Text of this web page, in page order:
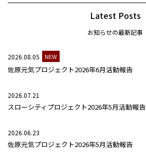
Latest Posts
お知らせの最新記事
2026.08.05 NEW
佐原元気プロジェクト2026年6月活動報告
2026.07.21
スローシティプロジェクト2026年5月活動報告
2026.06.23
佐原元気プロジェクト2026年5月活動報告